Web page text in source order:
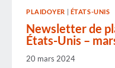
ET
DES
DU
PLAIDOYER | ÉTATS-UNIS
Newsletter de
États-Unis –
20 mars 2024